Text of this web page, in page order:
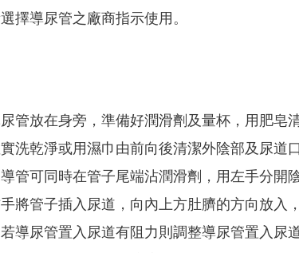
擇導尿管之廠商指示使用。
管放在身旁，準備好潤滑劑及量杯，用肥皂
洗乾淨或用濕巾由前向後清潔外陰部及尿道
管可同時在管子尾端沾潤滑劑，用左手分開陰
將管子插入尿道，向內上方肚臍的方向放入
導尿管置入尿道有阻力則調整導尿管置入尿